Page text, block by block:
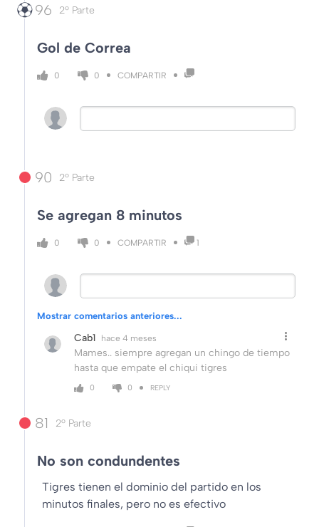
96 2º Parte
Gol de Correa
0 0 COMPARTIR
90 2º Parte
Se agregan 8 minutos
0 0 COMPARTIR 1
Mostrar comentarios anteriores...
Cab1 hace 4 meses
Mames.. siempre agregan un chingo de tiempo
hasta que empate el chiqui tigres
0 0 REPLY
81 2º Parte
No son condundentes
Tigres tienen el dominio del partido en los
minutos finales, pero no es efectivo